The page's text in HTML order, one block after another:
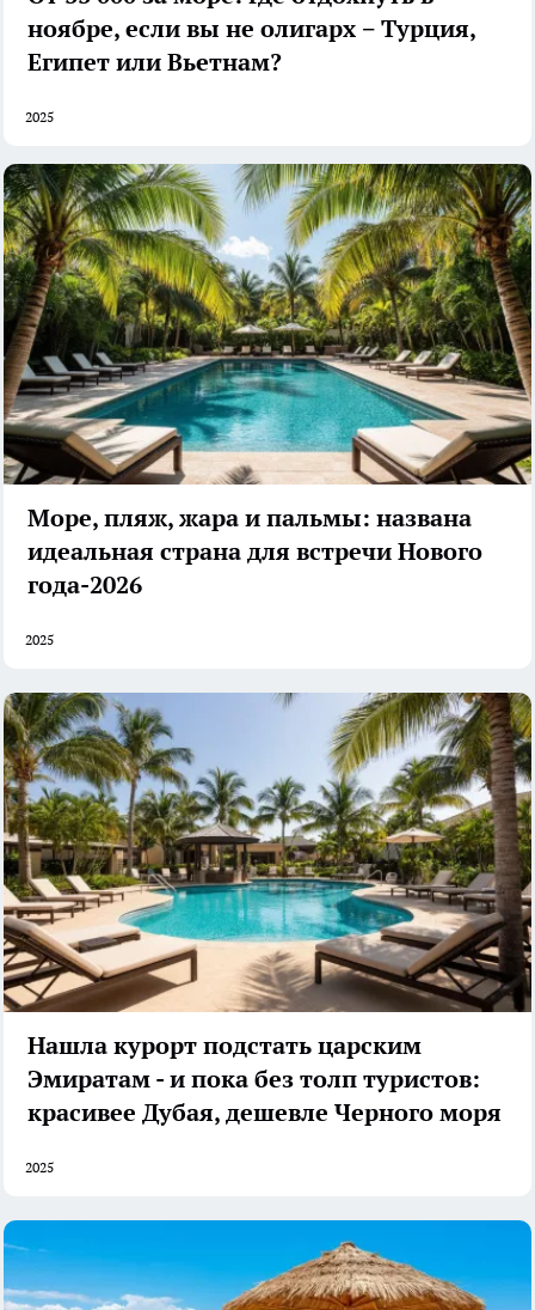
ноябре, если вы не олигарх − Турция,
Египет или Вьетнам?
2025
Море, пляж, жара и пальмы: названа
идеальная страна для встречи Нового
года-2026
2025
Нашла курорт подстать царским
Эмиратам - и пока без толп туристов:
красивее Дубая, дешевле Черного моря
2025